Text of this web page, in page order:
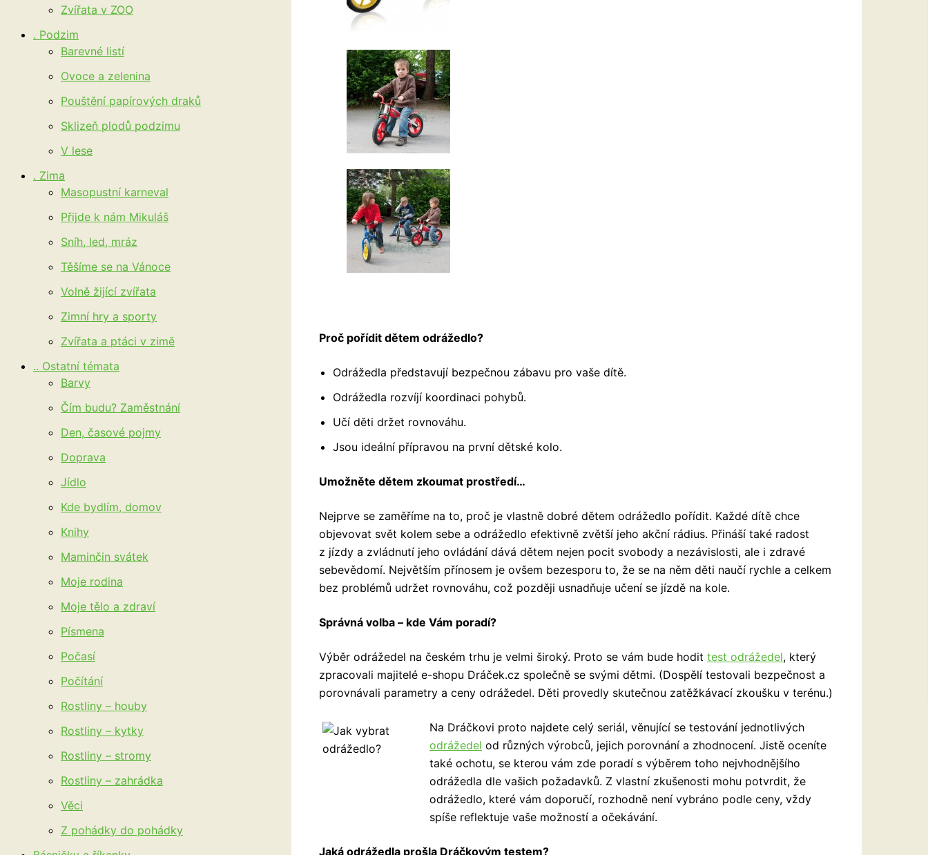
Zvířata v ZOO
. Podzim
Barevné listí
Ovoce a zelenina
Pouštění papírových draků
Sklizeň plodů podzimu
V lese
. Zima
Masopustní karneval
Přijde k nám Mikuláš
Sníh, led, mráz
Těšíme se na Vánoce
Volně žijící zvířata
Zimní hry a sporty
Zvířata a ptáci v zimě
.. Ostatní témata
Barvy
Čím budu? Zaměstnání
Den, časové pojmy
Doprava
Jídlo
Kde bydlím, domov
Knihy
Maminčin svátek
Moje rodina
Moje tělo a zdraví
Písmena
Počasí
Počítání
Rostliny – houby
Rostliny – kytky
Rostliny – stromy
Rostliny – zahrádka
Věci
Z pohádky do pohádky
Proč pořídit dětem odrážedlo?
Odrážedla představují bezpečnou zábavu pro vaše dítě.
Odrážedla rozvíjí koordinaci pohybů.
Učí děti držet rovnováhu.
Jsou ideální přípravou na první dětské kolo.
Umožněte dětem zkoumat prostředí…
Nejprve se zaměříme na to, proč je vlastně dobré dětem odrážedlo pořídit. Každé dítě chce
objevovat svět kolem sebe a odrážedlo efektivně zvětší jeho akční rádius. Přináší také radost
z jízdy a zvládnutí jeho ovládání dává dětem nejen pocit svobody a nezávislosti, ale i zdravé
sebevědomí. Největším přínosem je ovšem bezesporu to, že se na něm děti naučí rychle a celkem
bez problémů udržet rovnováhu, což později usnadňuje učení se jízdě na kole.
Správná volba – kde Vám poradí?
Výběr odrážedel na českém trhu je velmi široký. Proto se vám bude hodit test odrážedel, který
zpracovali majitelé e-shopu Dráček.cz společně se svými dětmi. (Dospělí testovali bezpečnost a
porovnávali parametry a ceny odrážedel. Děti provedly skutečnou zatěžkávací zkoušku v terénu.)
Na Dráčkovi proto najdete celý seriál, věnující se testování jednotlivých
odrážedel od různých výrobců, jejich porovnání a zhodnocení. Jistě oceníte
také ochotu, se kterou vám zde poradí s výběrem toho nejvhodnějšího
odrážedla dle vašich požadavků. Z vlastní zkušenosti mohu potvrdit, že
odrážedlo, které vám doporučí, rozhodně není vybráno podle ceny, vždy
spíše reflektuje vaše možností a očekávání.
Jaká odrážedla prošla Dráčkovým testem?